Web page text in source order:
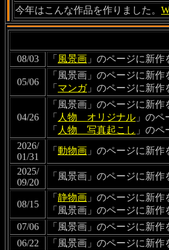
今年はこんな作品を作りました。
08/03
「 風景画 」のページに新作
05/06
「風景画」のページに新作
「 マンガ」のページに新作
04/26
「風景画」のページに新作
「 人物 オリジナル 」の
「 人物 写真起こし 」の
2026/
01/31
「 動物画 」のページに新作
2025/
09/20
「風景画」のページに新作
08/15
「 静物画 」のページに新作
「風景画」のページに新作
07/06
「風景画」のページに新作
06/22
「風景画」のページに新作